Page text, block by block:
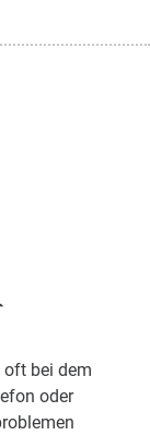
oft bei dem
oder